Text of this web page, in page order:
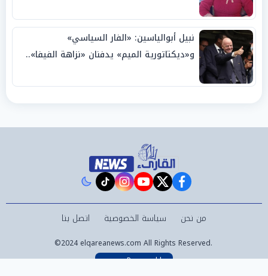
نبيل أبوالياسين: «الفار السياسي»
و«ديكتاتورية الميم» يدفنان «نزاهة الفيفا»..
facebook
twitter
youtube
instagram
tiktok
من نحن سياسة الخصوصية اتصل بنا
©2024 elqareanews.com All Rights Reserved.
Powered by